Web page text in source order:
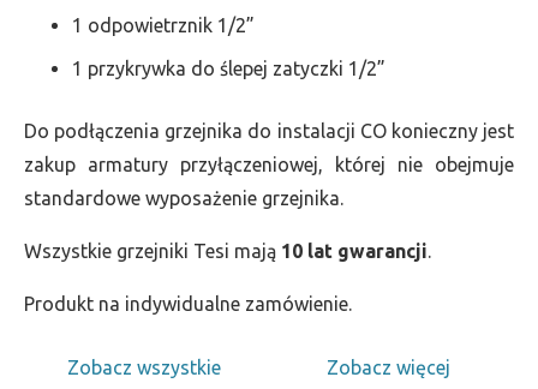
1 odpowietrznik 1/2”
1 przykrywka do ślepej zatyczki 1/2”
Do podłączenia grzejnika do instalacji CO konieczny jest
zakup armatury przyłączeniowej, której nie obejmuje
standardowe wyposażenie grzejnika.
Wszystkie grzejniki Tesi mają 10 lat gwarancji.
Produkt na indywidualne zamówienie.
Zobacz wszystkie
Zobacz więcej